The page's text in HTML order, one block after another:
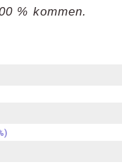
% kommen.